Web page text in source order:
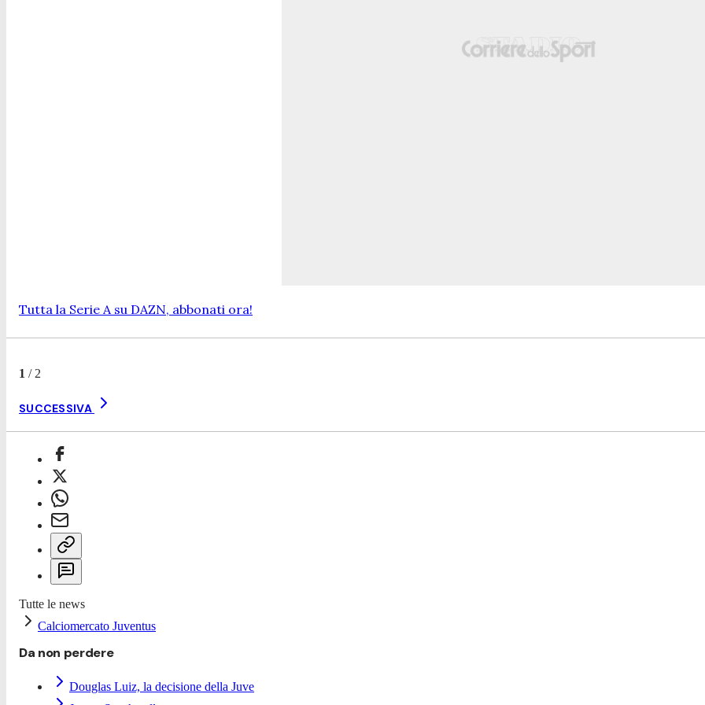
Tutta la Serie A su DAZN, abbonati ora!
1 / 2
SUCCESSIVA
Tutte le news
Calciomercato Juventus
Da non perdere
Douglas Luiz, la decisione della Juve